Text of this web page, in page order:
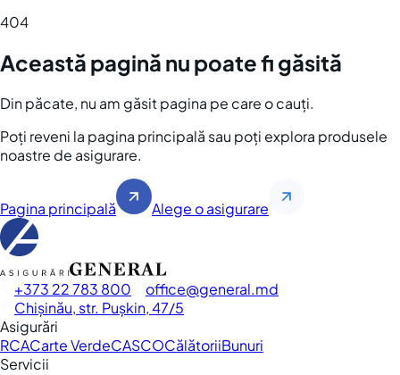
404
Această pagină nu poate fi găsită
Din păcate, nu am găsit pagina pe care o cauți.
Poți reveni la pagina principală sau poți explora produsele
noastre de asigurare.
Pagina principală Alege o asigurare
+373 22 783 800 office
general.md
Chișinău, str. Pușkin, 47/5
Asigurări
RCACarte VerdeCASCOCălătoriiBunuri
Servicii